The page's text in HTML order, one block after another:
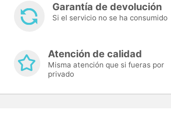
Garantía de devolución
Si el servicio no se ha consumido
Atención de calidad
Misma atención que si fueras por
privado